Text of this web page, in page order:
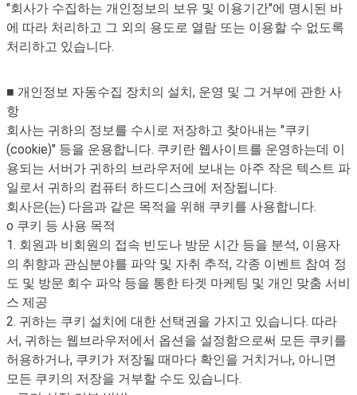
"회사가 수집하는 개인정보의 보유 및 이용기간"에 명시된 바
에 따라 처리하고 그 외의 용도로 열람 또는 이용할 수 없도록
처리하고 있습니다.
■ 개인정보 자동수집 장치의 설치, 운영 및 그 거부에 관한 사
항
회사는 귀하의 정보를 수시로 저장하고 찾아내는 "쿠키
(cookie)" 등을 운용합니다. 쿠키란 웹사이트를 운영하는데 이
용되는 서버가 귀하의 브라우저에 보내는 아주 작은 텍스트 파
일로서 귀하의 컴퓨터 하드디스크에 저장됩니다.
회사은(는) 다음과 같은 목적을 위해 쿠키를 사용합니다.
o 쿠키 등 사용 목적
1. 회원과 비회원의 접속 빈도나 방문 시간 등을 분석, 이용자
의 취향과 관심분야를 파악 및 자취 추적, 각종 이벤트 참여 정
도 및 방문 회수 파악 등을 통한 타겟 마케팅 및 개인 맞춤 서비
스 제공
2. 귀하는 쿠키 설치에 대한 선택권을 가지고 있습니다. 따라
서, 귀하는 웹브라우저에서 옵션을 설정함으로써 모든 쿠키를
허용하거나, 쿠키가 저장될 때마다 확인을 거치거나, 아니면
모든 쿠키의 저장을 거부할 수도 있습니다.